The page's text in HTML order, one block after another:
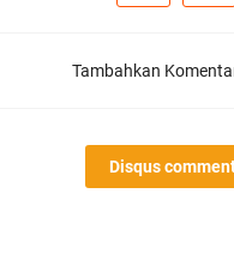
Tambahkan
Disqus